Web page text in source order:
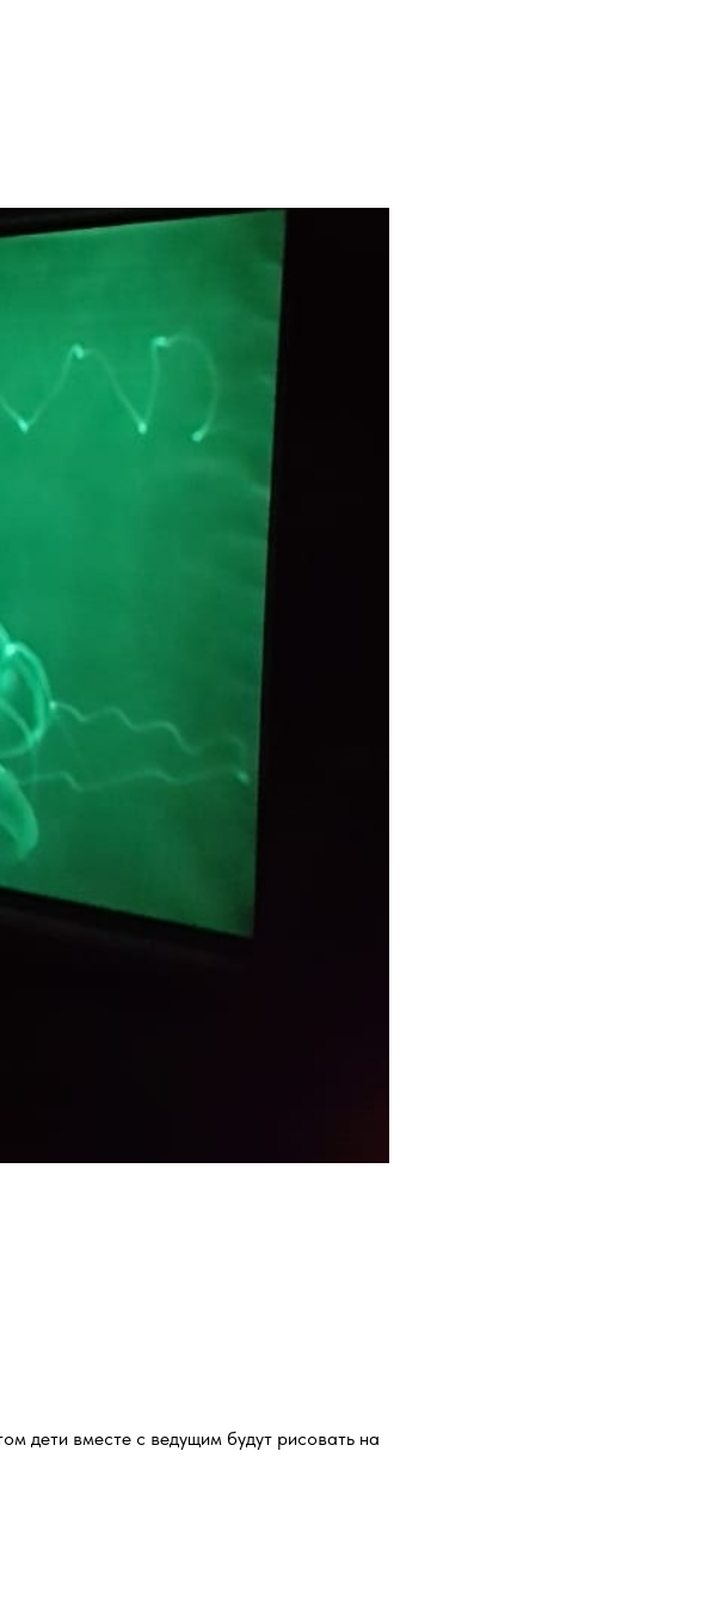
дети вместе с ведущим будут рисовать на